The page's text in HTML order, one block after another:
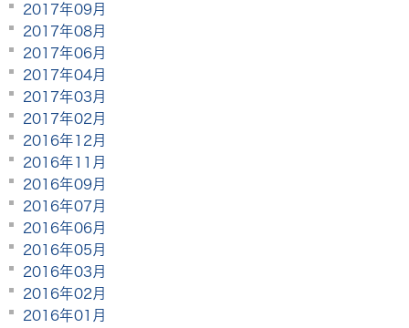
2017年09月
2017年08月
2017年06月
2017年04月
2017年03月
2017年02月
2016年12月
2016年11月
2016年09月
2016年07月
2016年06月
2016年05月
2016年03月
2016年02月
2016年01月